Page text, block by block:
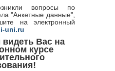
вопросы по
"Анкетные данные",
на электронный
uni.ru
Вас на
курсе